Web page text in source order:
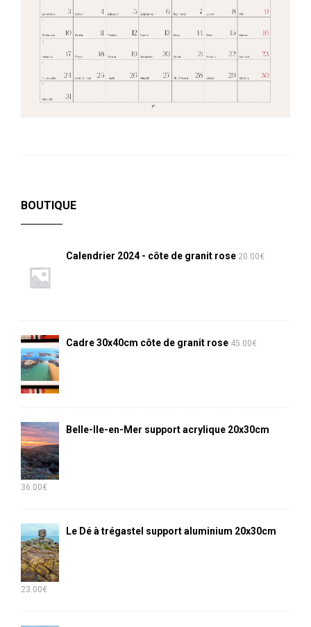
BOUTIQUE
Calendrier 2024 - côte de granit rose 20.00€
Cadre 30x40cm côte de granit rose 45.00€
Belle-Ile-en-Mer support acrylique 20x30cm
36.00€
Le Dé à trégastel support aluminium 20x30cm
23.00€